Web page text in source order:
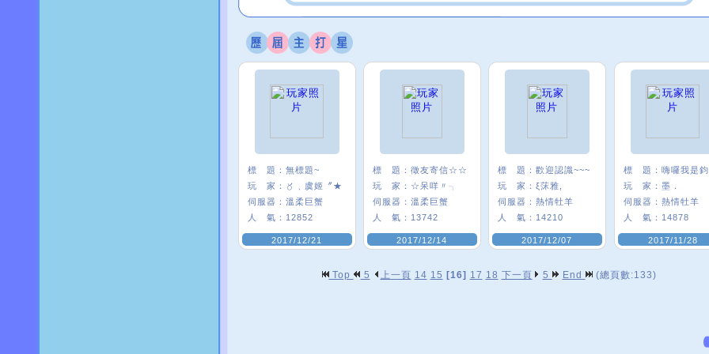
標 題： 無標題~
玩 家：
〥﹑虞姬〞★
伺服器： 溫柔巨蟹
人 氣： 12852
2017/12/21
標 題： 徵友寄信☆☆
玩 家： ☆呆咩〃╮
伺服器： 溫柔巨蟹
人 氣： 13742
2017/12/14
標 題： 歡迎認識~~~
玩 家： ξ莯雅,
伺服器： 熱情牡羊
人 氣： 14210
2017/12/07
標 題：
玩 家： 墨．
伺服器： 熱情牡羊
人 氣： 14878
2017/11/28
Top 5 上一頁 14 15 [16] 17 18 下一頁 5 End (總頁數:133)